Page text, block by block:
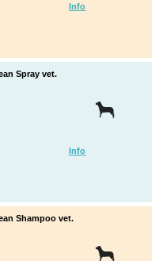
Info
Info
Spray vet.
Shampoo vet.